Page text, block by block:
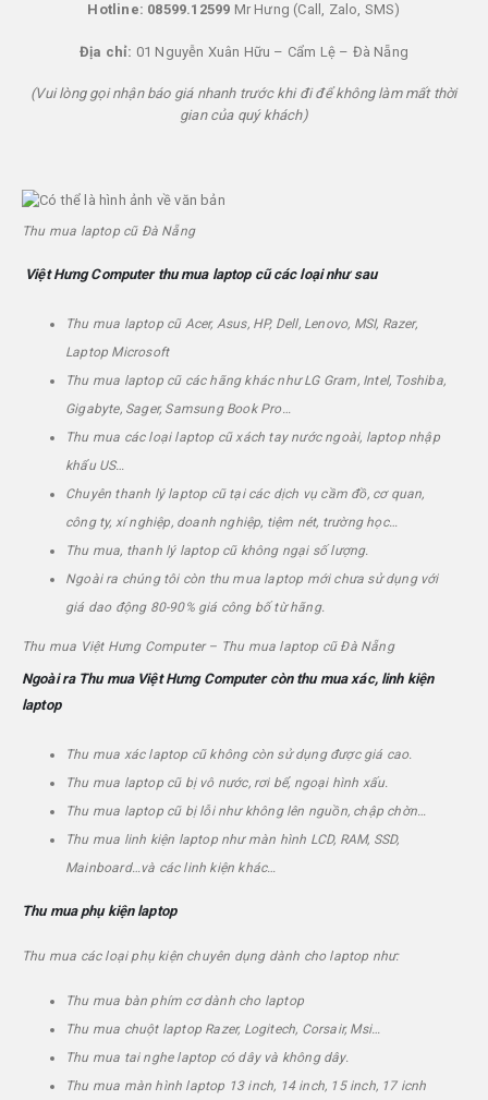
Hotline: 08599.12599 Mr Hưng (Call, Zalo, SMS)
Địa chỉ: 01 Nguyễn Xuân Hữu – Cẩm Lệ – Đà Nẵng
(Vui lòng gọi nhận báo giá nhanh trước khi đi để không làm mất thời
gian của quý khách)
Thu mua laptop cũ Đà Nẵng
Việt Hưng Computerthu mua laptop cũ các loại như sau
Thu mua laptop cũ Acer, Asus, HP, Dell, Lenovo, MSI, Razer,
Laptop Microsoft
Thu mua laptop cũ các hãng khác như LG Gram, Intel, Toshiba,
Gigabyte, Sager, Samsung Book Pro…
Thu mua các loại laptop cũ xách tay nước ngoài, laptop nhập
khẩu US…
Chuyên thanh lý laptop cũ tại các dịch vụ cầm đồ, cơ quan,
công ty, xí nghiệp, doanh nghiệp, tiệm nét, trường học…
Thu mua, thanh lý laptop cũ không ngại số lượng.
Ngoài ra chúng tôi còn thu mua laptop mới chưa sử dụng với
giá dao động 80-90% giá công bố từ hãng.
Thu mua Việt Hưng Computer– Thu mua laptop cũ Đà Nẵng
Ngoài ra Thu mua Việt Hưng Computercòn thu mua xác, linh kiện
laptop
Thu mua xác laptop cũ không còn sử dụng được giá cao.
Thu mua laptop cũ bị vô nước, rơi bể, ngoại hình xấu.
Thu mua laptop cũ bị lỗi như không lên nguồn, chập chờn…
Thu mua linh kiện laptop như màn hình LCD, RAM, SSD,
Mainboard…và các linh kiện khác…
Thu mua phụ kiện laptop
Thu mua các loại phụ kiện chuyên dụng dành cho laptop như:
Thu mua bàn phím cơ dành cho laptop
Thu mua chuột laptop Razer, Logitech, Corsair, Msi…
Thu mua tai nghe laptop có dây và không dây.
Thu mua màn hình laptop 13 inch, 14 inch, 15 inch, 17 icnh